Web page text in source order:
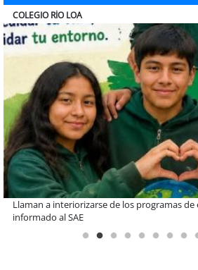
EL ABRA
De una cocina familiar a un equipo de 10
Inkillay apoyado por Minera El Abra